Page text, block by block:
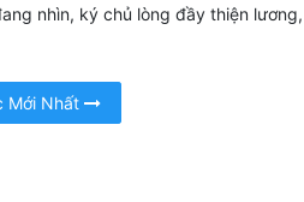
nhìn, ký chủ lòng đầy thiện
Mới Nhất